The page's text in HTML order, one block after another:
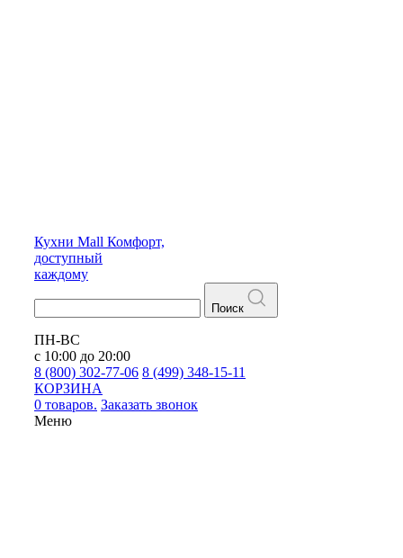
Кухни Mall Комфорт,
доступный
каждому
Поиск
ПН-ВС
с 10:00 до 20:00
8 (800) 302-77-06 8 (499) 348-15-11
КОРЗИНА
0 товаров. Заказать звонок
Меню